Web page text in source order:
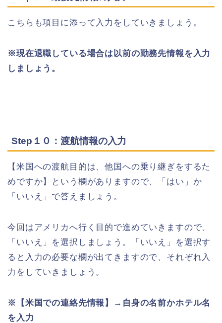
こちらも項目に添って入力をしていきましょう。
※現在退職している場合は以前の勤務先情報を入力
しましょう。
Step１０：渡航情報の入力
【米国への渡航目的は、他国への乗り継ぎをするた
めですか】という欄がありますので、「はい」か
「いいえ」で答えましょう。
今回はアメリカへ行く目的で進めていきますので、
「いいえ」を選択しましょう。「いいえ」を選択す
ると入力の必要な欄が出てきますので、それぞれ入
力をしていきましょう。
※【米国での連絡先情報】→自身の名前かホテル名
を入力